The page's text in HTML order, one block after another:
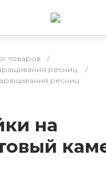
товаров
/
ресниц
/
ресниц
на